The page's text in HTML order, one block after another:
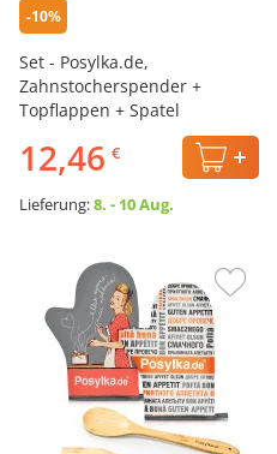
-10%
Set - Posylka.de,
Zahnstocherspender +
Topflappen + Spatel
12,46 €
Lieferung:8. - 10 Aug.